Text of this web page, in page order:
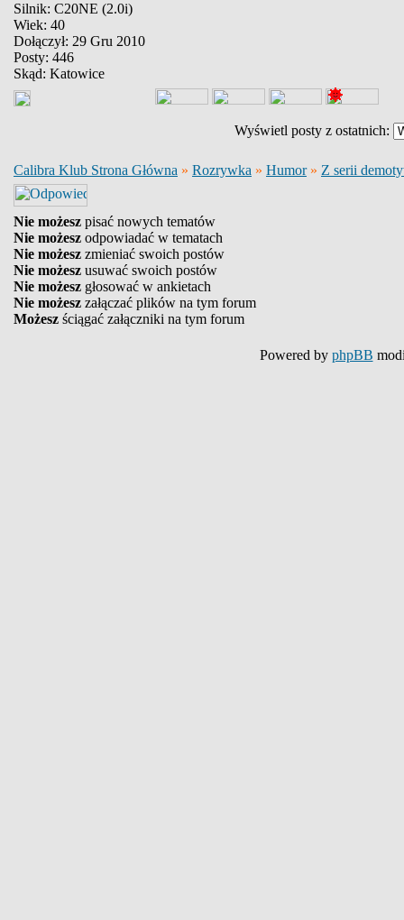
Silnik: C20NE (2.0i)
Wiek: 40
Dołączył: 29 Gru 2010
Posty: 446
Skąd: Katowice
Wyświetl posty z ostatnich:
Calibra Klub Strona Główna » Rozrywka » Humor» Z serii
Nie możesz pisać nowych tematów
Nie możesz odpowiadać w tematach
Nie możesz zmieniać swoich postów
Nie możesz usuwać swoich postów
Nie możesz głosować w ankietach
Nie możesz załączać plików na tym forum
Możesz ściągać załączniki na tym forum
Powered by phpBB